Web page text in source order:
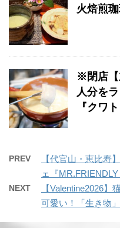
火焙煎
※閉店【
人分を
『クワト
PREV
【代官山・恵比寿
ェ『MR.FRIENDLY
NEXT
【Valentine2026
可愛い！「生き物